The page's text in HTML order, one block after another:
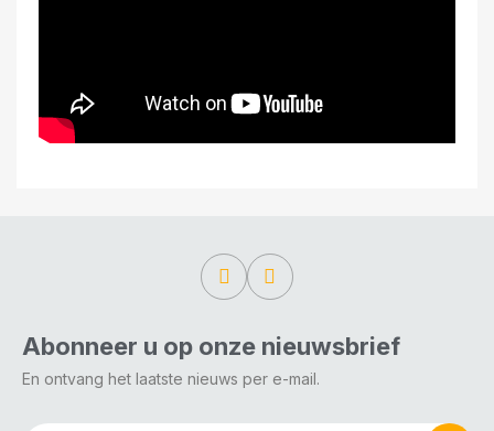
Abonneer u op onze nieuwsbrief
En ontvang het laatste nieuws per e-mail.